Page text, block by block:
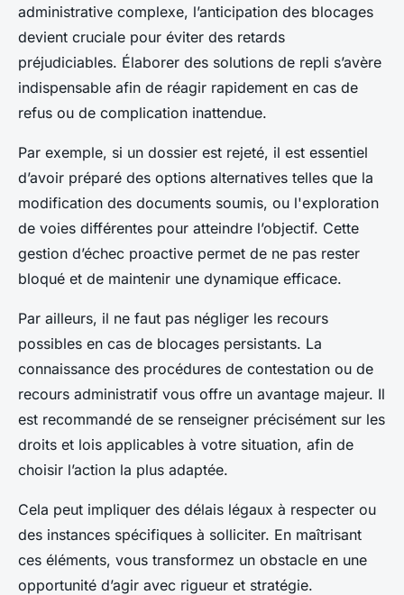
administrative complexe, l’anticipation des blocages
devient cruciale pour éviter des retards
préjudiciables. Élaborer des solutions de repli s’avère
indispensable afin de réagir rapidement en cas de
refus ou de complication inattendue.
Par exemple, si un dossier est rejeté, il est essentiel
d’avoir préparé des options alternatives telles que la
modification des documents soumis, ou l'exploration
de voies différentes pour atteindre l’objectif. Cette
gestion d’échec proactive permet de ne pas rester
bloqué et de maintenir une dynamique efficace.
Par ailleurs, il ne faut pas négliger les recours
possibles en cas de blocages persistants. La
connaissance des procédures de contestation ou de
recours administratif vous offre un avantage majeur. Il
est recommandé de se renseigner précisément sur les
droits et lois applicables à votre situation, afin de
choisir l’action la plus adaptée.
Cela peut impliquer des délais légaux à respecter ou
des instances spécifiques à solliciter. En maîtrisant
ces éléments, vous transformez un obstacle en une
opportunité d’agir avec rigueur et stratégie.